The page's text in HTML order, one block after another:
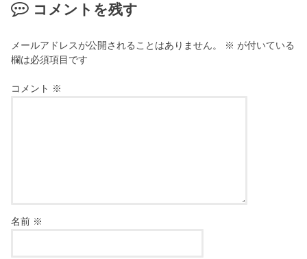
コメントを残す
メールアドレスが公開されることはありません。 ※ が付いている
欄は必須項目です
コメント ※
名前 ※